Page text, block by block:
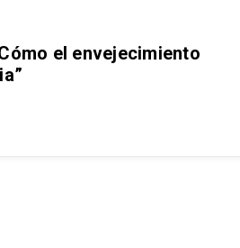
el envejecimiento